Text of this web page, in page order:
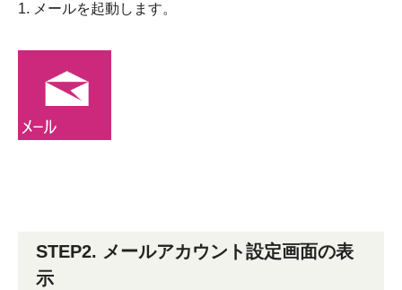
1. メールを起動します。
STEP2. メールアカウント設定画面の表
示